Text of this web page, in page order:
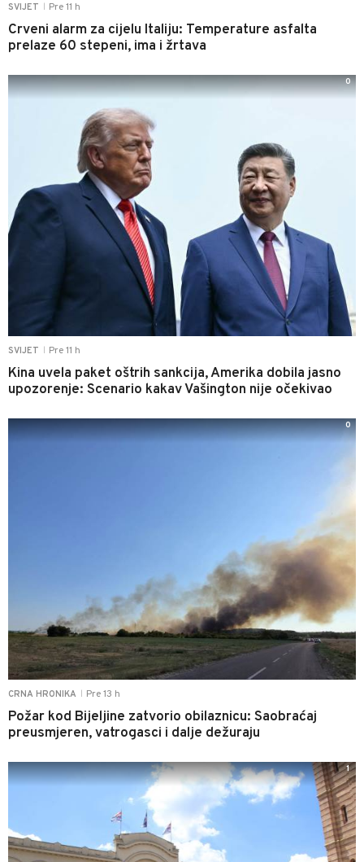
SVIJET Pre 11 h
Crveni alarm za cijelu Italiju: Temperature asfalta
prelaze 60 stepeni, ima i žrtava
SVIJET Pre 11 h
Kina uvela paket oštrih sankcija, Amerika dobila jasno
upozorenje: Scenario kakav Vašington nije očekivao
0
CRNA HRONIKA Pre 13 h
Požar kod Bijeljine zatvorio obilaznicu: Saobraćaj
preusmjeren, vatrogasci i dalje dežuraju
0
1